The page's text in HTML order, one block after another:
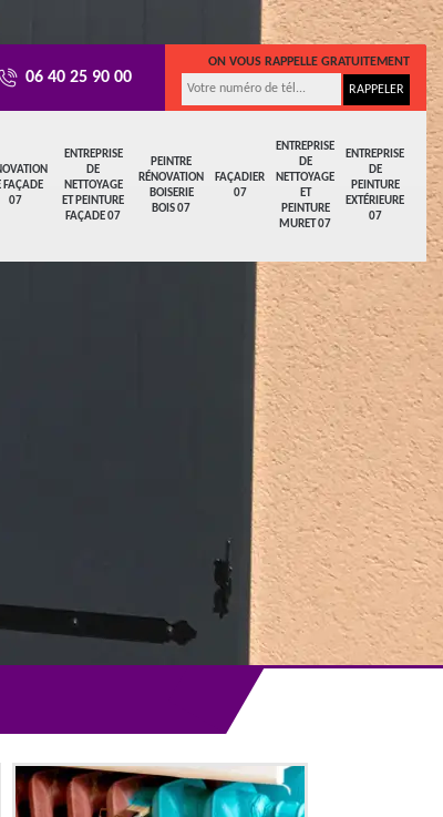
FAÇADE
07
ENTREPRISE
DE
NETTOYAGE
ET PEINTURE
FAÇADE 07
PEINTRE
RÉNOVATION
BOISERIE
BOIS 07
FAÇADIER
07
ENTREPRISE
DE
NETTOYAGE
ET
PEINTURE
MURET 07
ENTREPRISE
DE
PEINTURE
EXTÉRIEURE
07
06 40 25 90 00
ON VOUS RAPPELLE GRATUITEMENT